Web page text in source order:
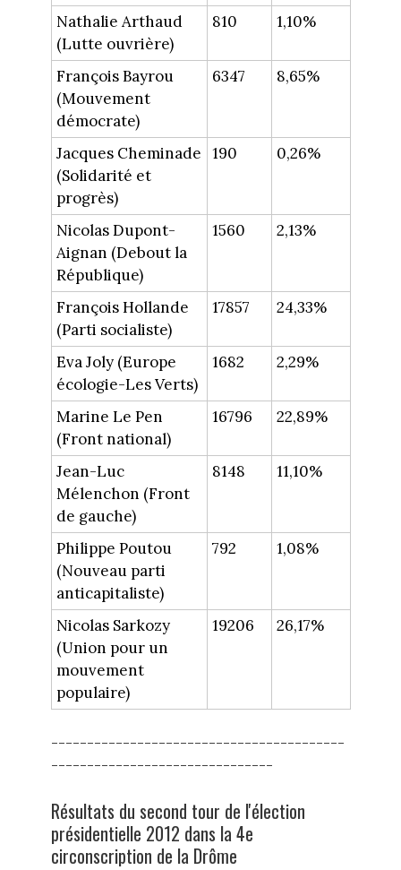
Nathalie Arthaud
(Lutte ouvrière)
810 1,10%
François Bayrou
(Mouvement
démocrate)
6347 8,65%
Jacques Cheminade
(Solidarité et
progrès)
190 0,26%
Nicolas Dupont-
Aignan (Debout la
République)
1560 2,13%
François Hollande
(Parti socialiste)
17857 24,33%
Eva Joly (Europe
écologie-Les Verts)
1682 2,29%
Marine Le Pen
(Front national)
16796 22,89%
Jean-Luc
Mélenchon (Front
de gauche)
8148 11,10%
Philippe Poutou
(Nouveau parti
anticapitaliste)
792 1,08%
Nicolas Sarkozy
(Union pour un
mouvement
populaire)
19206 26,17%
-----------------------------------------
-------------------------------
Résultats du second tour de l'élection
présidentielle 2012 dans la 4e
circonscription de la Drôme